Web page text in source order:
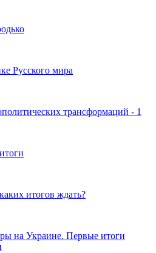
Русского мира
трансформаций - 1
итогов ждать?
на Украине. Первые итоги